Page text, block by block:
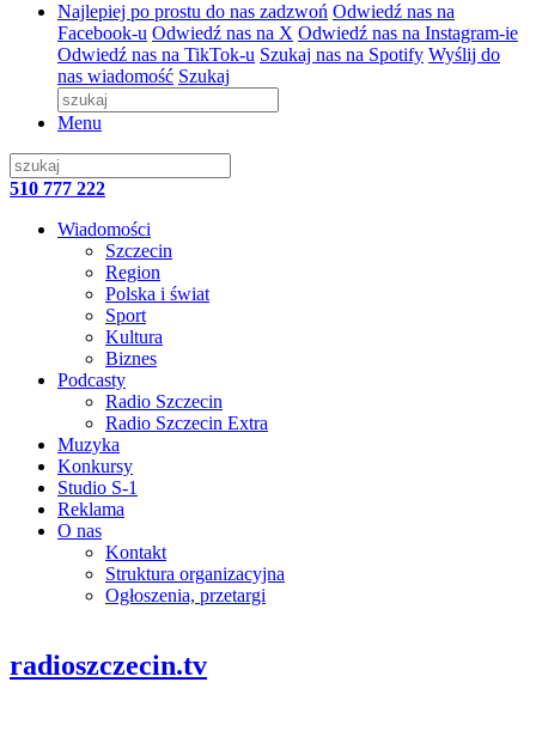
Najlepiej po prostu do nas zadzwoń Odwiedź nas na
Facebook-u Odwiedź nas na X Odwiedź nas na Instagram-ie
Odwiedź nas na TikTok-u Szukaj nas na Spotify Wyślij do
nas wiadomość Szukaj
Menu
510 777 222
Wiadomości
Szczecin
Region
Polska i świat
Sport
Kultura
Biznes
Podcasty
Radio Szczecin
Radio Szczecin Extra
Muzyka
Konkursy
Studio S-1
Reklama
O nas
Kontakt
Struktura organizacyjna
Ogłoszenia, przetargi
radioszczecin.tv